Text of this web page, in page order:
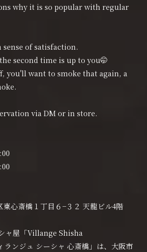
why it is so popular with regular
of satisfaction.
second time is up to you🤭
you'll want to smoke that again, a
via DM or in store.
東心斎橋１丁目６−３２ 天龍ビル4階
ャ屋「Villange Shisha
ンジュ シーシャ 心斎橋」は、大阪市